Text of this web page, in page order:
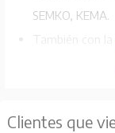
SEMKO, KEMA.
También con la
Capacidad de
Clientes que